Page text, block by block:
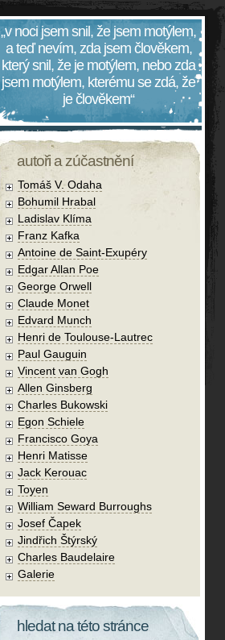
„v noci jsem snil, že jsem motýlem,
a teď nevím, zda jsem člověkem,
který snil, že je motýlem, nebo zda
jsem motýlem, kterému se zdá, že
je člověkem“
autoři a zúčastnění
Tomáš V. Odaha
Bohumil Hrabal
Ladislav Klíma
Franz Kafka
Antoine de Saint-Exupéry
Edgar Allan Poe
George Orwell
Claude Monet
Edvard Munch
Henri de Toulouse-Lautrec
Paul Gauguin
Vincent van Gogh
Allen Ginsberg
Charles Bukowski
Egon Schiele
Francisco Goya
Henri Matisse
Jack Kerouac
Toyen
William Seward Burroughs
Josef Čapek
Jindřich Štýrský
Charles Baudelaire
Galerie
hledat na této stránce